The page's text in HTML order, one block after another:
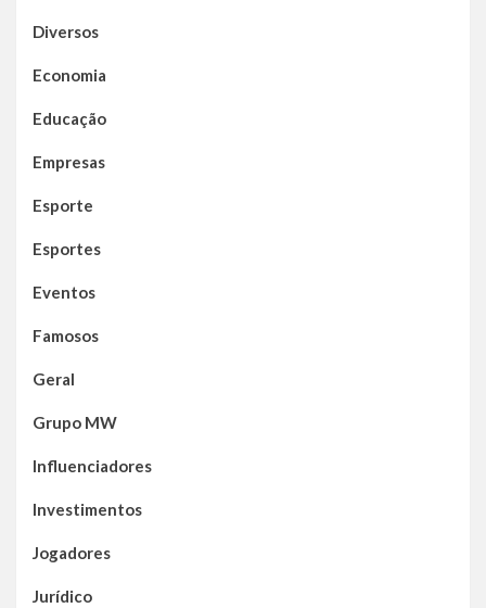
Diversos
Economia
Educação
Empresas
Esporte
Esportes
Eventos
Famosos
Geral
Grupo MW
Influenciadores
Investimentos
Jogadores
Jurídico